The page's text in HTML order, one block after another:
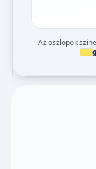
Az oszlopok